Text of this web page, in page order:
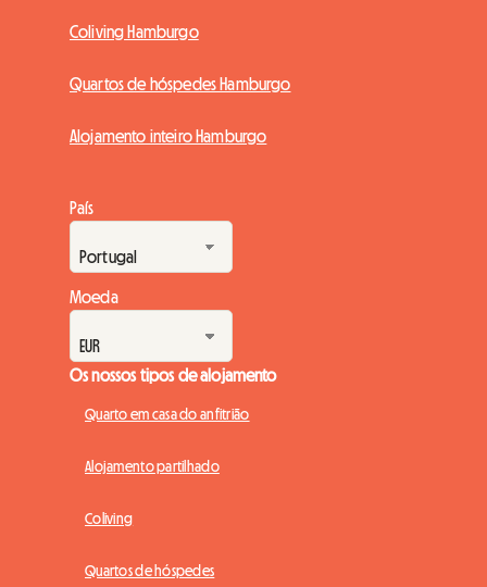
Coliving Hamburgo
Quartos de hóspedes Hamburgo
Alojamento inteiro Hamburgo
País
Moeda
Os nossos tipos de alojamento
Quarto em casa do anfitrião
Alojamento partilhado
Coliving
Quartos de hóspedes